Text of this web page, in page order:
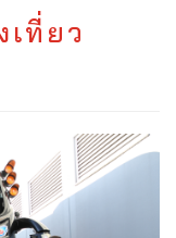
ที่ยว